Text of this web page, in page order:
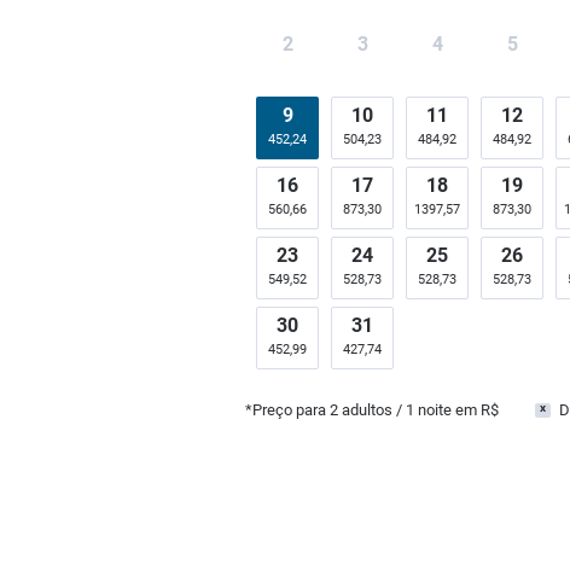
2 3 4 5
9
452,24
10
504,23
11
484,92
12
484,92
16
560,66
17
873,30
18
1397,57
19
873,30
23
549,52
24
528,73
25
528,73
26
528,73
30
452,99
31
427,74
*Preço para2 adultos / 1 noite em R$ x